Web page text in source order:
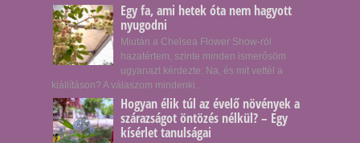
Egy fa, ami hetek óta nem hagyott
nyugodni
Miután a Chelsea Flower Show-ról
hazatértem, szinte minden ismerősöm
ugyanazt kérdezte: Na, és mit vettél a
kiállításon? A válaszom mindenki...
Hogyan élik túl az évelő növények a
szárazságot öntözés nélkül? – Egy
kísérlet tanulságai